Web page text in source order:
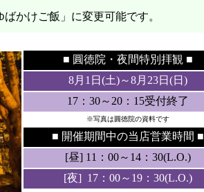
ばかけご飯」に変更可能です。
■ 圓徳院・ 夜間特別拝観 ■
8月1日(土)～8月23日(日)
17：30～20：15受付終了
※写真は圓徳院の資料です
■ 開催期間中の当店営業時間 ■
[昼] 11：00～14：30(L.O.)
[夜] 17：00～19：30(L.O.)